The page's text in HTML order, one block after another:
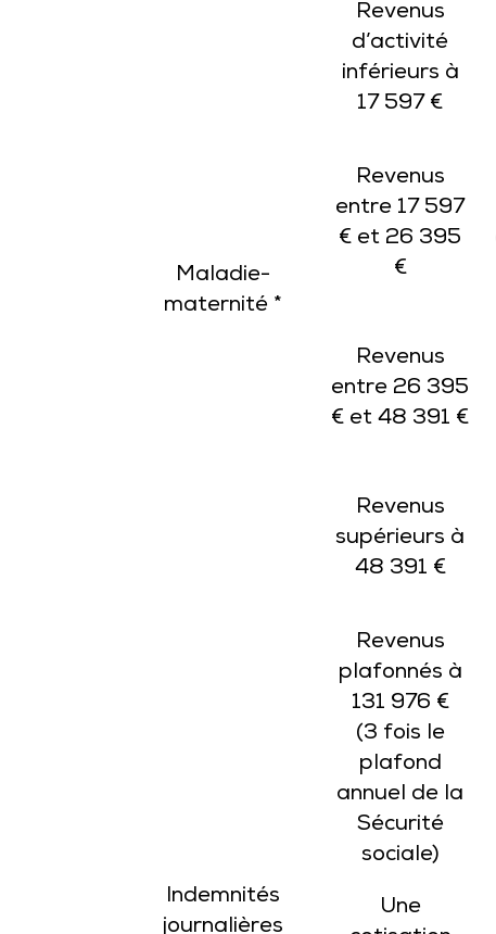
Maladie-
maternité *
Revenus
d’activité
inférieurs à
17 597 €
Revenus
entre 17 597
€ et 26 395
€
Revenus
entre 26 395
€ et 48 391 €
Revenus
supérieurs à
48 391 €
Indemnités
journalières
Revenus
plafonnés à
131 976 €
(3 fois le
plafond
annuel de la
Sécurité
sociale)
Une